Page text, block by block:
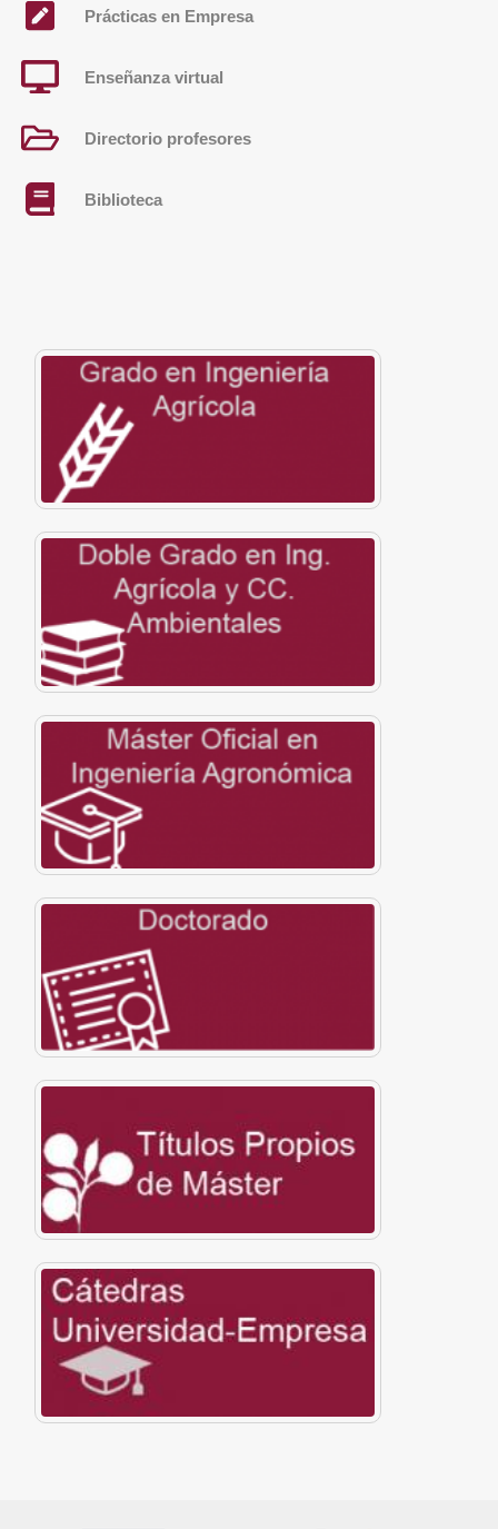
Prácticas en Empresa
Enseñanza virtual
Directorio profesores
Biblioteca